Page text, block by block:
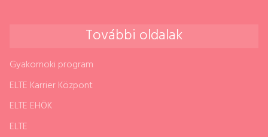
További oldalak
Gyakornoki program
ELTE Karrier Központ
ELTE EHÖK
ELTE